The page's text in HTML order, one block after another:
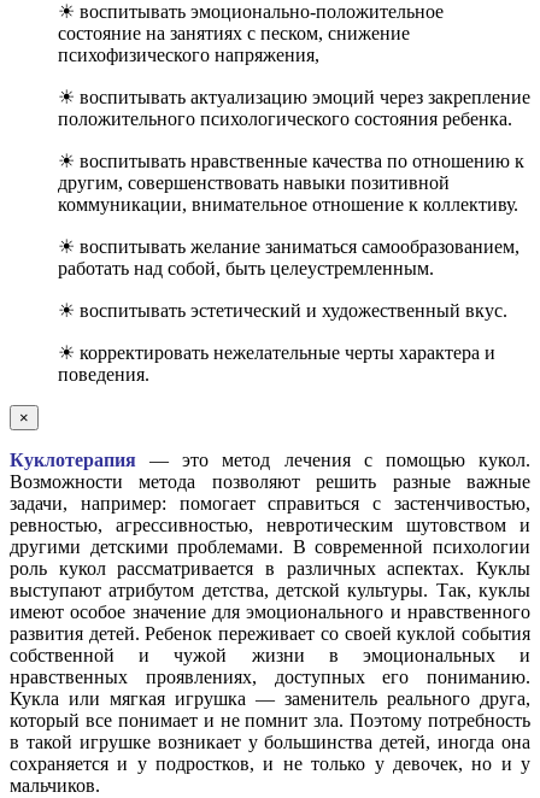
☀ воспитывать эмоционально-положительное
состояние на занятиях с песком, снижение
психофизического напряжения,
☀ воспитывать актуализацию эмоций через закрепление
положительного психологического состояния ребенка.
☀ воспитывать нравственные качества по отношению к
другим, совершенствовать навыки позитивной
коммуникации, внимательное отношение к коллективу.
☀ воспитывать желание заниматься самообразованием,
работать над собой, быть целеустремленным.
☀ воспитывать эстетический и художественный вкус.
☀ корректировать нежелательные черты характера и
поведения.
×
Куклотерапия — это метод лечения с помощью кукол.
Возможности метода позволяют решить разные важные
задачи, например: помогает справиться с застенчивостью,
ревностью, агрессивностью, невротическим шутовством и
другими детскими проблемами. В современной психологии
роль кукол рассматривается в различных аспектах. Куклы
выступают атрибутом детства, детской культуры. Так, куклы
имеют особое значение для эмоционального и нравственного
развития детей. Ребенок переживает со своей куклой события
собственной и чужой жизни в эмоциональных и
нравственных проявлениях, доступных его пониманию.
Кукла или мягкая игрушка — заменитель реального друга,
который все понимает и не помнит зла. Поэтому потребность
в такой игрушке возникает у большинства детей, иногда она
сохраняется и у подростков, и не только у девочек, но и у
мальчиков.